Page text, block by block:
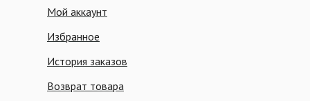
Мой аккаунт
Избранное
История заказов
Возврат товара